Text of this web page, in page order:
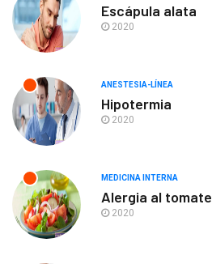
Escápula alata
2020
ANESTESIA-LÍNEA
Hipotermia
2020
MEDICINA INTERNA
Alergia al tomate
2020